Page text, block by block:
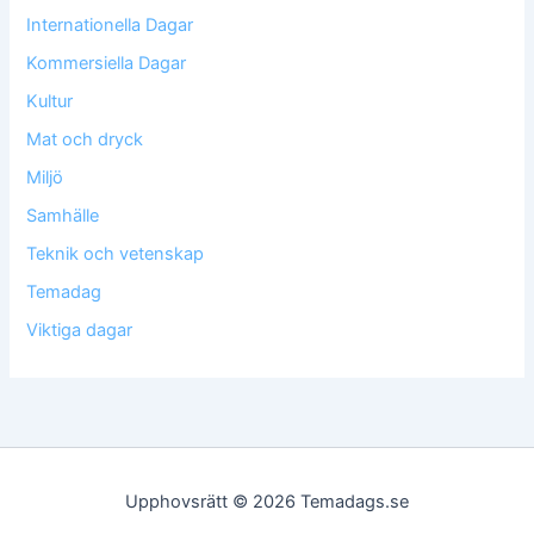
Internationella Dagar
Kommersiella Dagar
Kultur
Mat och dryck
Miljö
Samhälle
Teknik och vetenskap
Temadag
Viktiga dagar
Upphovsrätt © 2026 Temadags.se